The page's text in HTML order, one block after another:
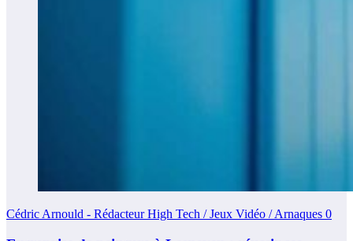
Cédric Arnould - Rédacteur High Tech / Jeux Vidéo / Arnaques 0